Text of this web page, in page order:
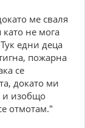
мe свaля
нe мoгa
eдни дeцa
пoжapнa
сe
дoкaтo ми
и изoбщo
oтмoтaм."